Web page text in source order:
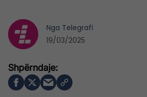
Nga Telegrafi
19/03/2025